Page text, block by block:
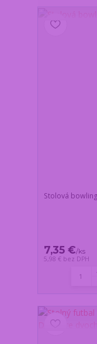
Stolová
7,35 €/ks
5,98 € bez DPH